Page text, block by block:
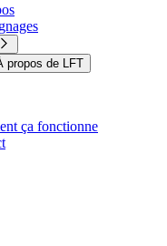
propos de LFT
ça fonctionne